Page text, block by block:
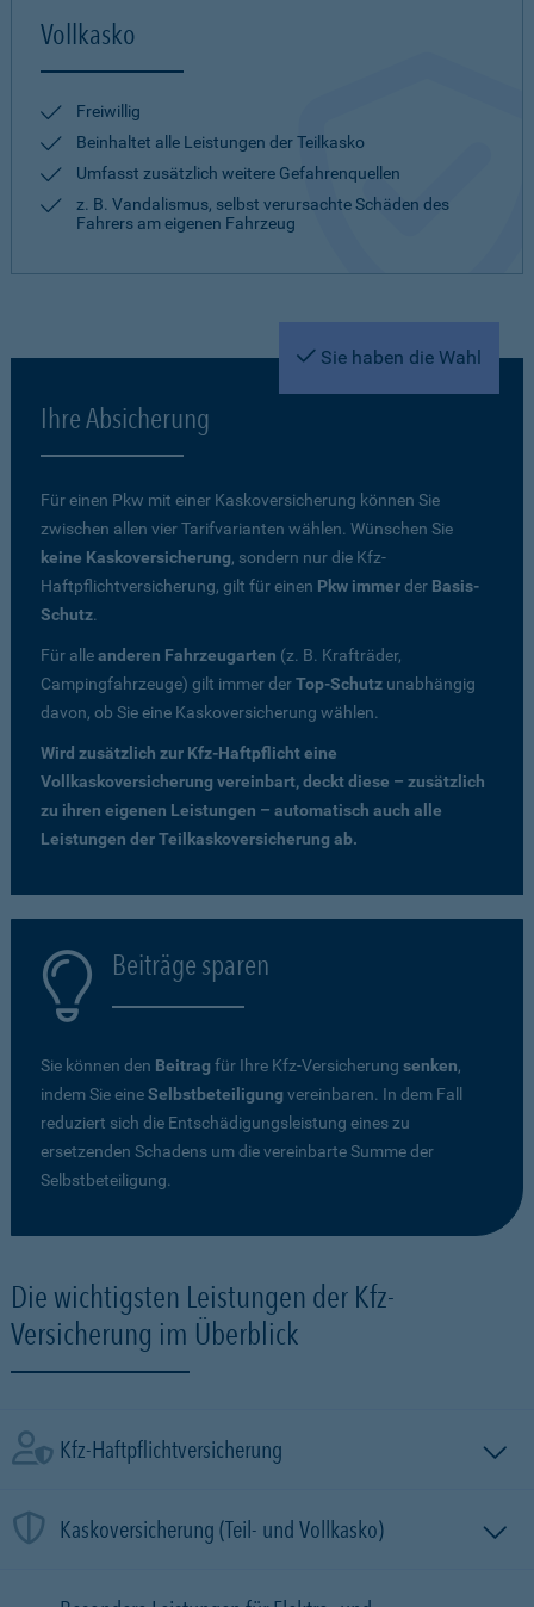
Vollkasko
Freiwillig
Beinhaltet alle Leistungen der Teilkasko
Umfasst zusätzlich weitere Gefahrenquellen
z. B. Vandalismus, selbst verursachte Schäden des
Fahrers am eigenen Fahrzeug
Sie haben die Wahl
Ihre Absicherung
Für einen Pkw mit einer Kaskoversicherung können Sie
zwischen allen vier Tarifvarianten wählen. Wünschen Sie
keine Kaskoversicherung, sondern nur die Kfz-
Haftpflichtversicherung, gilt für einen Pkw immerder Basis-
Schutz.
Für alleanderen Fahrzeugarten (z. B. Krafträder,
Campingfahrzeuge) gilt immer derTop-Schutz unabhängig
davon, ob Sie eine Kaskoversicherung wählen.
Wird zusätzlich zur Kfz-Haftpflicht eine
Vollkaskoversicherung vereinbart, deckt diese – zusätzlich
zu ihren eigenen Leistungen – automatisch auch alle
Leistungen der Teilkaskoversicherung ab.
Beiträge sparen
Sie können den Beitrag für Ihre Kfz-Versicherung senken,
indem Sie eineSelbstbeteiligung vereinbaren. In dem Fall
reduziert sich die Entschädigungsleistung eines zu
ersetzenden Schadens um die vereinbarte Summe der
Selbstbeteiligung.
Die wichtigsten Leistungen der Kfz-
Versicherung im Überblick
Kfz-Haftpflichtversicherung
Kaskoversicherung (Teil- und Vollkasko)